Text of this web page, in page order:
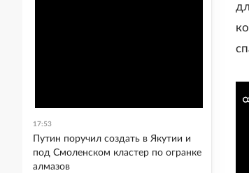
17:53
Путин поручил создать в Якутии и
под Смоленском кластер по огранке
алмазов